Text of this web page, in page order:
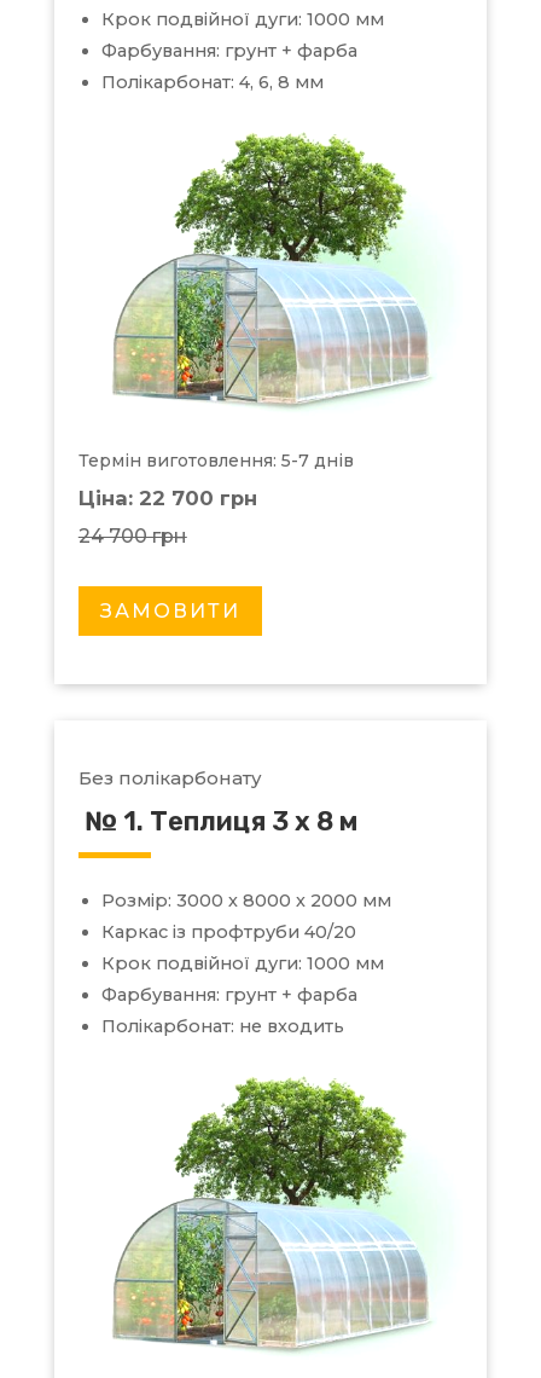
Крок подвійної дуги: 1000 мм
Фарбування: грунт + фарба
Полікарбонат: 4, 6, 8 мм
Термін виготовлення: 5-7 днів
Ціна: 22 700 грн
24 700 грн
ЗАМОВИТИ
Без полікарбонату
№ 1. Теплиця 3 х 8 м
Розмір: 3000 х 8000 х 2000 мм
Каркас із профтруби 40/20
Крок подвійної дуги: 1000 мм
Фарбування: грунт + фарба
Полікарбонат: не входить